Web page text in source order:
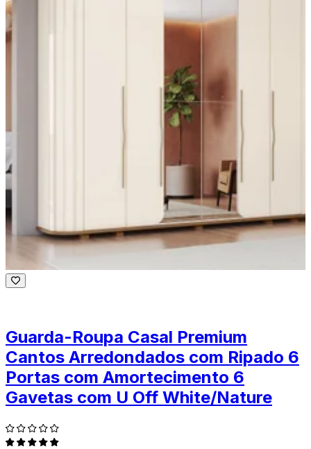
Guarda-Roupa Casal Premium
Cantos Arredondados com Ripado 6
Portas com Amortecimento 6
Gavetas com U Off White/Nature